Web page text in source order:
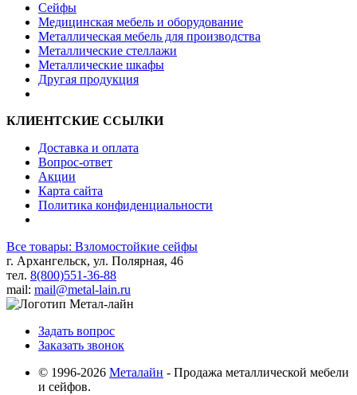
Сейфы
Медицинская мебель и оборудование
Металлическая мебель для производства
Металлические стеллажи
Металлические шкафы
Другая продукция
КЛИЕНТСКИЕ ССЫЛКИ
Доставка и оплата
Вопрос-ответ
Акции
Карта сайта
Политика конфиденциальности
Все товары: Взломостойкие сейфы
г. Архангельск, ул. Полярная, 46
тел. 8(800)551-36-88
mail: mail@metal-lain.ru
Задать вопрос
Заказать звонок
© 1996-2026 Металайн - Продажа металлической мебели
и сейфов.